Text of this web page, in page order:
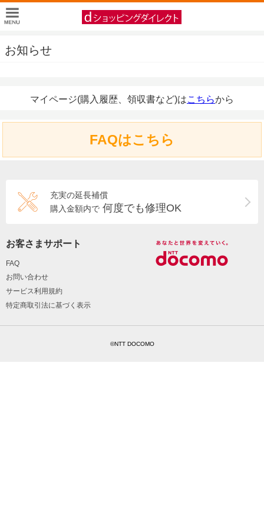
お知らせ
マイページ(購入履歴、領収書など)はこちらから
FAQはこちら
充実の延長補償
購入金額内で 何度でも修理OK
お客さまサポート
FAQ
お問い合わせ
サービス利用規約
特定商取引法に基づく表示
©NTT DOCOMO